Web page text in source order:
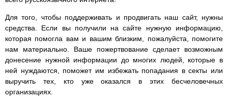
Для того, чтобы поддерживать и продвигать наш сайт, нужны
средства. Если вы получили на сайте нужную информацию,
которая помогла вам и вашим близким, пожалуйста, помогите
нам материально. Ваше пожертвование сделает возможным
донесение нужной информации до многих людей, которые в
ней нуждаются, поможет им избежать попадания в секты или
выручить тех, кто уже оказался в этих бесчеловечных
организациях.